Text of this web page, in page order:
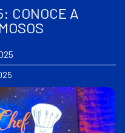
a
t
a
d
a
CONOCE A